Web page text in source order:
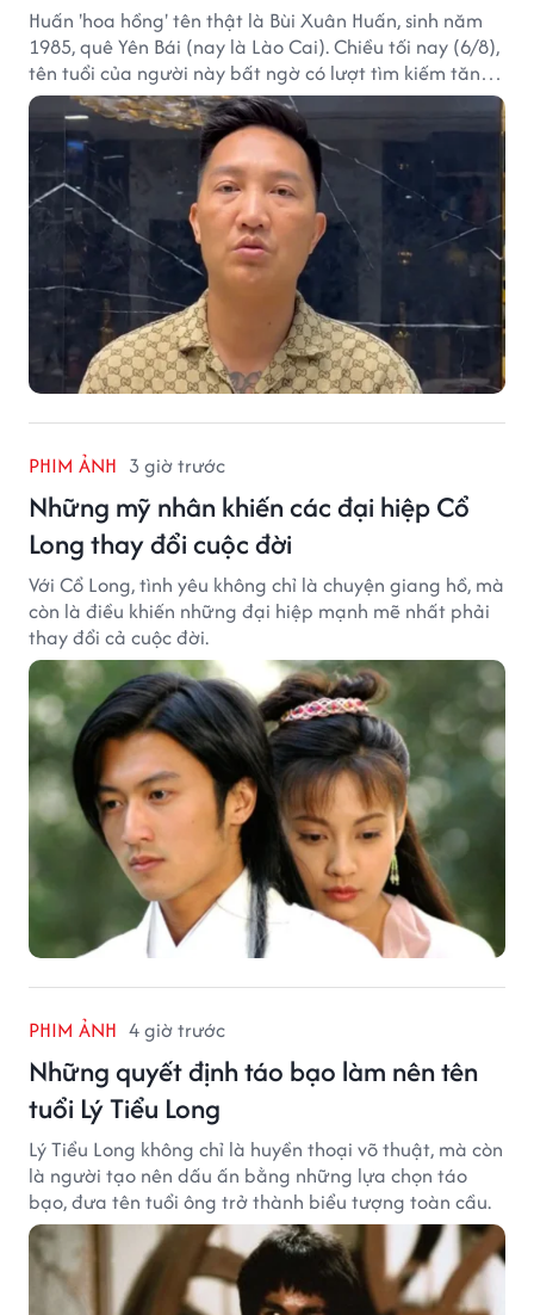
Huấn 'hoa hồng' tên thật là Bùi Xuân Huấn, sinh năm
1985, quê Yên Bái (nay là Lào Cai). Chiều tối nay (6/8),
tên tuổi của người này bất ngờ có lượt tìm kiếm tăng
vọt.
PHIM ẢNH 3 giờ trước
Những mỹ nhân khiến các đại hiệp Cổ
Long thay đổi cuộc đời
Với Cổ Long, tình yêu không chỉ là chuyện giang hồ, mà
còn là điều khiến những đại hiệp mạnh mẽ nhất phải
thay đổi cả cuộc đời.
PHIM ẢNH 4 giờ trước
Những quyết định táo bạo làm nên tên
tuổi Lý Tiểu Long
Lý Tiểu Long không chỉ là huyền thoại võ thuật, mà còn
là người tạo nên dấu ấn bằng những lựa chọn táo
bạo, đưa tên tuổi ông trở thành biểu tượng toàn cầu.